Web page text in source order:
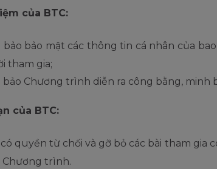
của BTC:
bảo mật các thông tin cá nhân của
tham gia;
Chương trình diễn ra công bằng, minh
của BTC:
có quyền từ chối và gỡ bỏ các bài tham gia
Chương trình.